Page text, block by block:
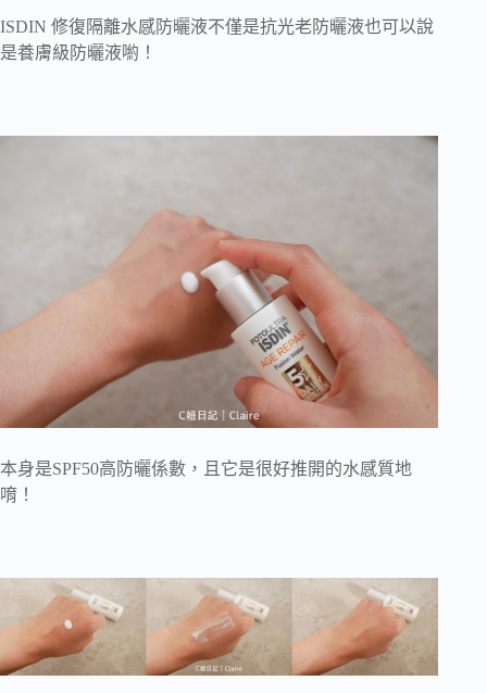
ISDIN 修復隔離水感防曬液不僅是抗光老防曬液也可以說
是養膚級防曬液喲！
本身是SPF50高防曬係數，且它是很好推開的水感質地
唷！